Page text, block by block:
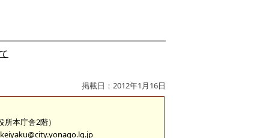
掲載日：2012年1月16日
本庁舎2階）
keiyaku@city.yonago.lg.jp